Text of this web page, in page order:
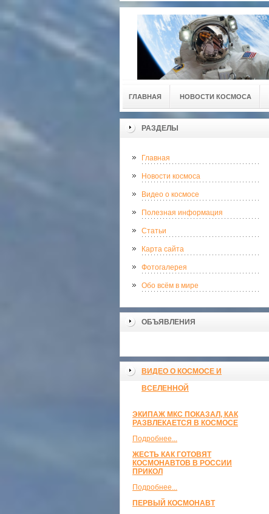
ГЛАВНАЯ НОВОСТИ КОСМОСА
РАЗДЕЛЫ
Главная
Новости космоса
Видео о космосе
Полезная информация
Статьи
Карта сайта
Фотогалерея
Обо всём в мире
ОБЪЯВЛЕНИЯ
ВИДЕО О КОСМОСЕ И
ВСЕЛЕННОЙ
ЭКИПАЖ МКС ПОКАЗАЛ, КАК
РАЗВЛЕКАЕТСЯ В КОСМОСЕ
Подробнее...
ЖЕСТЬ КАК ГОТОВЯТ
КОСМОНАВТОВ В РОССИИ
ПРИКОЛ
Подробнее...
ПЕРВЫЙ КОСМОНАВТ